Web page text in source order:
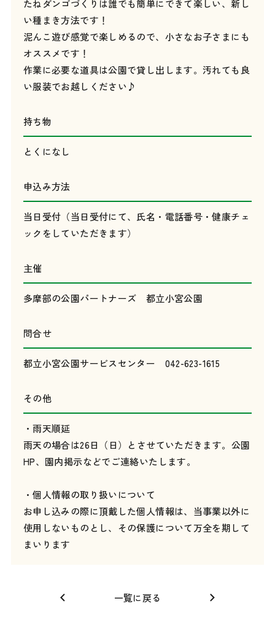
たねダンゴづくりは誰でも簡単にできて楽しい、新し
い種まき方法です！
泥んこ遊び感覚で楽しめるので、小さなお子さまにも
オススメです！
作業に必要な道具は公園で貸し出します。汚れても良
い服装でお越しください♪
持ち物
とくになし
申込み方法
当日受付（当日受付にて、氏名・電話番号・健康チェ
ックをしていただきます）
主催
多摩部の公園パートナーズ 都立小宮公園
問合せ
都立小宮公園サービスセンター 042-623-1615
その他
・雨天順延
雨天の場合は26日（日）とさせていただきます。公園
HP、園内掲示などでご連絡いたします。
・個人情報の取り扱いについて
お申し込みの際に頂戴した個人情報は、当事業以外に
使用しないものとし、その保護について万全を期して
まいります
一覧に戻る